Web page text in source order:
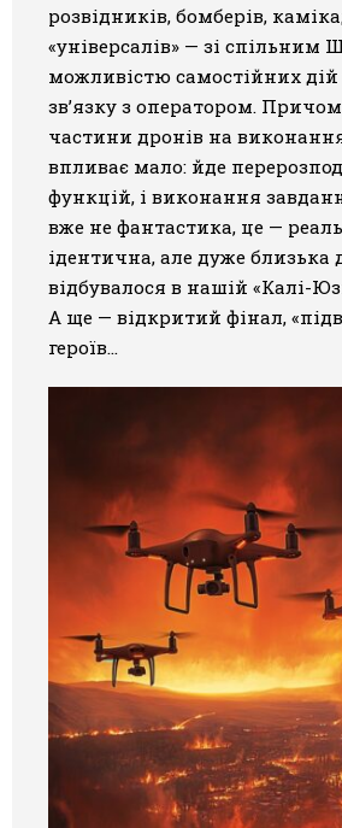
розвідників, бомберів,
«універсалів» — зі спільним
можливістю самостійних дій
зв’язку з оператором.
частини дронів на
впливає мало: йде
функцій, і виконання
вже не фантастика, це —
ідентична, але дуже близька
відбувалося в нашій «Калі-
А ще — відкритий фінал,
героїв…